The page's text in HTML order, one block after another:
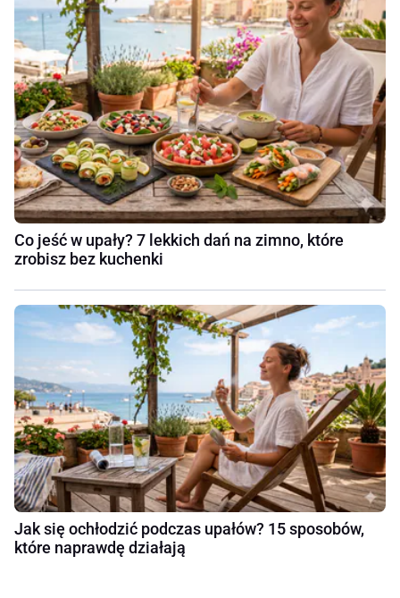
Co jeść w upały? 7 lekkich dań na zimno, które
zrobisz bez kuchenki
Jak się ochłodzić podczas upałów? 15 sposobów,
które naprawdę działają